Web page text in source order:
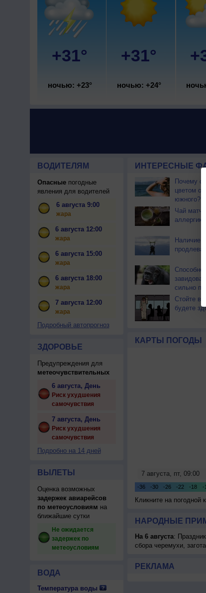
+31°
ночью: +23°
+31°
ночью: +24°
ВОДИТЕЛЯМ
Опасныепогодные
явления для водителей
6 августа 9:00
жара
6 августа 12:00
жара
6 августа 15:00
жара
6 августа 18:00
жара
7 августа 12:00
жара
Подробный автопрогноз
ЗДОРОВЬЕ
Предупреждения для
метеочувствительных
6 августа, День
Риск ухудшения
самочувствия
7 августа, День
Риск ухудшения
самочувствия
Подробно на 14 дней
ВЫЛЕТЫ
Оценка возможных
задержек авиарейсов
по метеоусловиям на
ближайшие сутки
Не ожидается
задержек по
метеоусловиям
ВОДА
Температура воды
ИНТЕРЕСНЫЕ
Почему
цветом
южного?
Чай
аллергикам
Наличие
сильно
Стойте в
будете
КАРТЫ ПОГОДЫ
Кликните на погодной
НАРОДНЫЕ
На 6 августа:
сбора черемухи,
РЕКЛАМА